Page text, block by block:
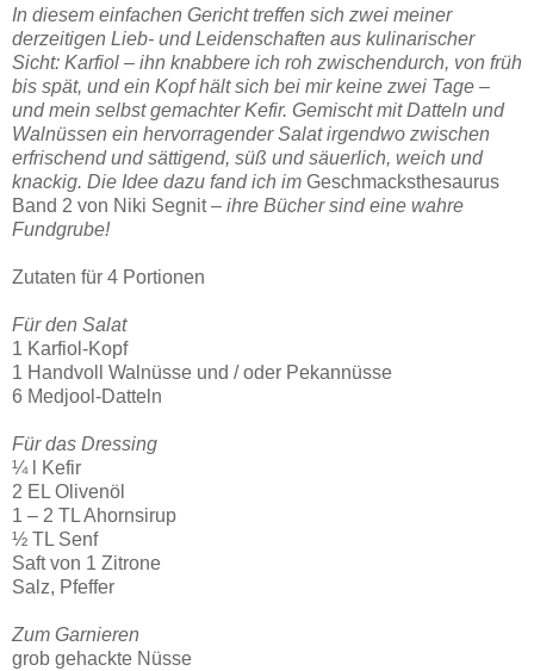
In diesem einfachen Gericht treffen sich zwei meiner
derzeitigen Lieb- und Leidenschaften aus kulinarischer
Sicht: Karfiol – ihn knabbere ich roh zwischendurch, von früh
bis spät, und ein Kopf hält sich bei mir keine zwei Tage –
und mein selbst gemachter Kefir. Gemischt mit Datteln und
Walnüssen ein hervorragender Salat irgendwo zwischen
erfrischend und sättigend, süß und säuerlich, weich und
knackig. Die Idee dazu fand ich im Geschmacksthesaurus
Band 2 von Niki Segnit– ihre Bücher sind eine wahre
Fundgrube!
Zutaten für 4 Portionen
Für den Salat
1 Karfiol-Kopf
1 Handvoll Walnüsse und / oder Pekannüsse
6 Medjool-Datteln
Für das Dressing
¼ l Kefir
2 EL Olivenöl
1 – 2 TL Ahornsirup
½ TL Senf
Saft von 1 Zitrone
Salz, Pfeffer
Zum Garnieren
grob gehackte Nüsse